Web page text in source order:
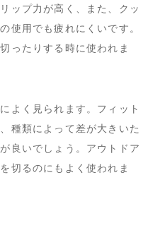
ップ力が高く、また、クッ
使用でも疲れにくいです。
ったりする時に使われま
よく見られます。フィット
種類によって差が大きいた
良いでしょう。アウトドア
切るのにもよく使われま